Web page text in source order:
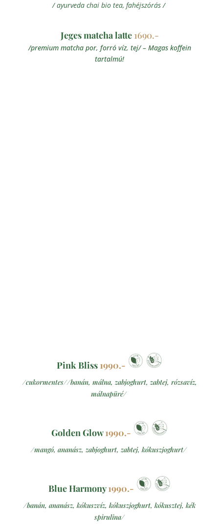
/ ayurveda chai bio tea, fahéjszórás /
Jeges matcha latte 1690.-
/premium matcha por, forró víz, tej/ – Magas koffein
tartalmú!
Pink Bliss 1990.-
/cukormentes//banán, málna, zabjoghurt, zabtej, rózsavíz,
málnapüré/
Golden Glow1990.-
/mangó, ananász, zabjoghurt, zabtej, kókuszjoghurt/
Blue Harmony1990.-
/banán, ananász, kókuszvíz, kókuszjoghurt, kókusztej, kék
spirulina/